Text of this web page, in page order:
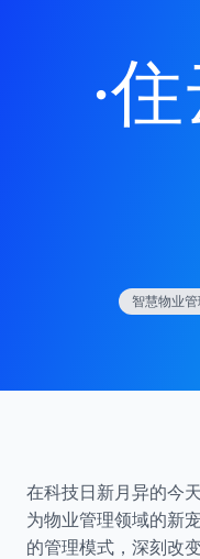
·
智慧物业
在科技日新月异的今
为物业管理领域的新
的管理模式，深刻改